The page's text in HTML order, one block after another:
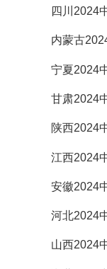
四川2024
内蒙古
宁夏2024
甘肃2024
陕西2024
江西2024
安徽2024
河北2024
山西2024